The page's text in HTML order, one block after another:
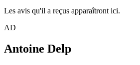
Les avis qu'il a reçus apparaîtront ici.
AD
Antoine Delp